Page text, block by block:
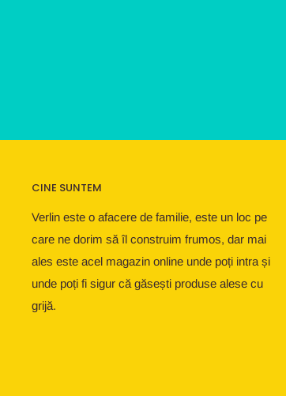
CINE SUNTEM
Verlin este o afacere de familie, este un loc pe
care ne dorim să îl construim frumos, dar mai
ales este acel magazin online unde poți intra și
unde poți fi sigur că găsești produse alese cu
grijă.